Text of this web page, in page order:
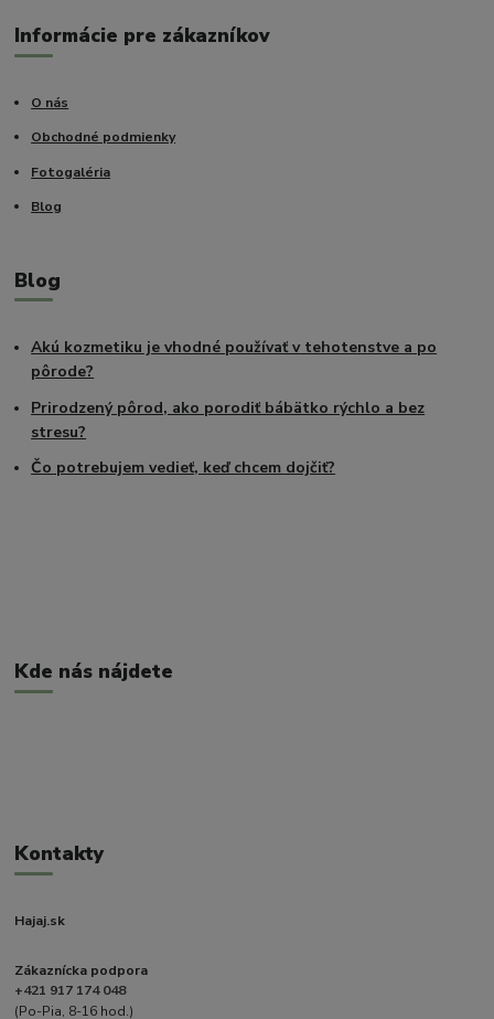
Informácie pre zákazníkov
O nás
Obchodné podmienky
Fotogaléria
Blog
Blog
Akú kozmetiku je vhodné používať v tehotenstve a po
pôrode?
Prirodzený pôrod, ako porodiť bábätko rýchlo a bez
stresu?
Čo potrebujem vedieť, keď chcem dojčiť?
Kde nás nájdete
Kontakty
Hajaj.sk
Zákaznícka podpora
+421 917 174 048
(Po-Pia, 8-16 hod.)